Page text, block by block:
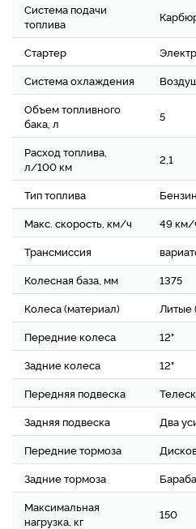
Система подачи
топлива
Стартер
Система охлаждения
Объем топливного
бака, л
5
Расход топлива,
л/100 км
2,1
Тип топлива
Бензин
Макс. скорость, км/ч
49 км/
Трансмиссия
Колесная база, мм
1375
Колеса (материал)
Литые
Передние колеса
12"
Задние колеса
12"
Передняя подвеска
Задняя подвеска
Два
Передние тормоза
Задние тормоза
Максимальная
нагрузка, кг
150